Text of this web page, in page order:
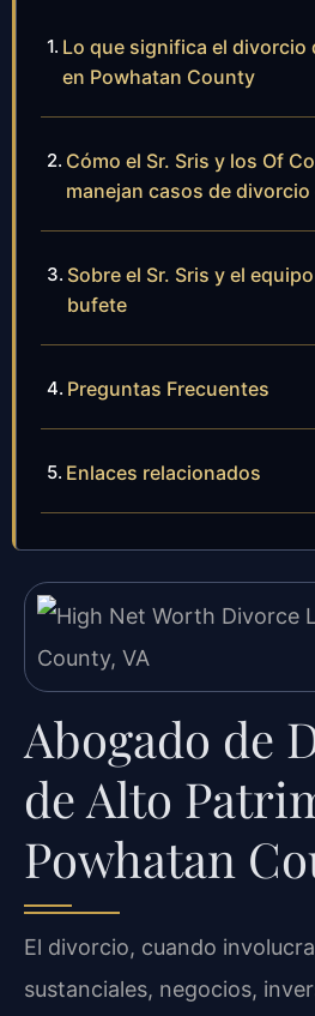
Lo que significa el divorcio
en Powhatan County
Cómo el Sr. Sris y los Of
manejan casos de
Sobre el Sr. Sris y el
bufete
Preguntas Frecuentes
Enlaces relacionados
Abogado de
de Alto
Powhatan
El divorcio, cuando
sustanciales, negocios,